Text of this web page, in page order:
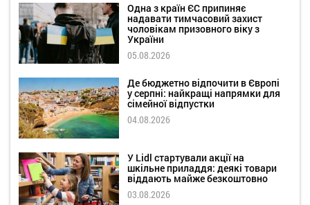
Одна з країн ЄС припиняє
надавати тимчасовий захист
чоловікам призовного віку з
України
05.08.2026
Де бюджетно відпочити в Європі
у серпні: найкращі напрямки для
сімейної відпустки
04.08.2026
У Lidl стартували акції на
шкільне приладдя: деякі товари
віддають майже безкоштовно
03.08.2026